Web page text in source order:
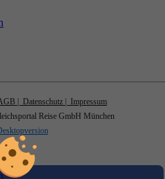
| Datenschutz
| Impressum
Reise GmbH München